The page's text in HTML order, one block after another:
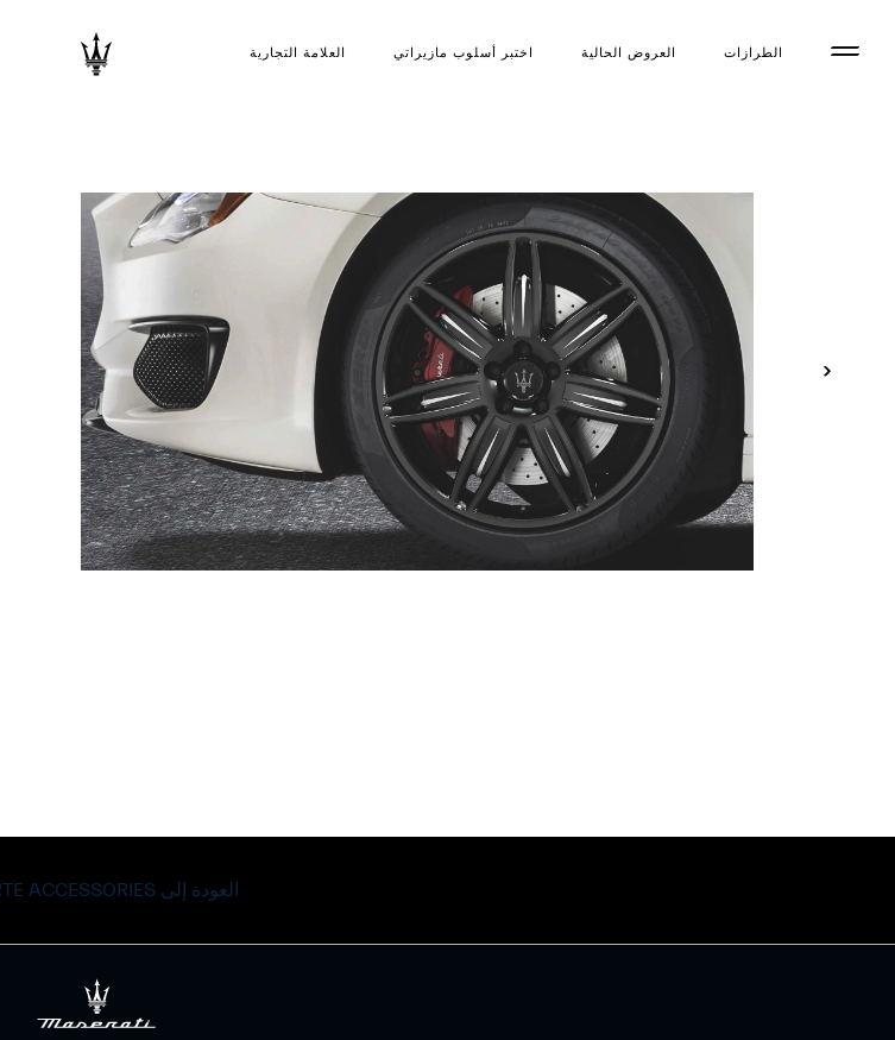
الطرازات العروض الحالية اختبر أسلوب مازیراتي العلامة التجارية
العودة إلى QUATTROPORTE ACCESSORIES